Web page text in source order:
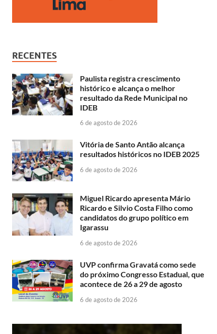
RECENTES
Paulista registra crescimento
histórico e alcança o melhor
resultado da Rede Municipal no
IDEB
6 de agosto de 2026
Vitória de Santo Antão alcança
resultados históricos no IDEB 2025
6 de agosto de 2026
Miguel Ricardo apresenta Mário
Ricardo e Silvio Costa Filho como
candidatos do grupo político em
Igarassu
6 de agosto de 2026
UVP confirma Gravatá como sede
do próximo Congresso Estadual, que
acontece de 26 a 29 de agosto
6 de agosto de 2026